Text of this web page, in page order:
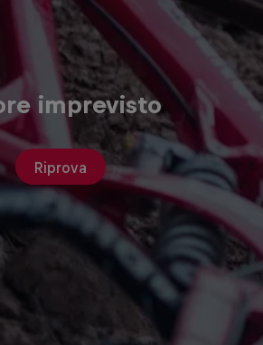
imprevisto
Riprova